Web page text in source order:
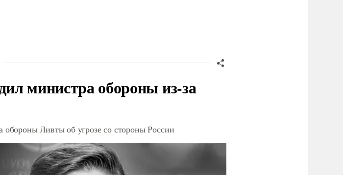
относиться к этому философски. Болезнь - один из способов
поскольку будет перенаселение. Так устроена жизнь.
министра обороны из-за
Ливты об угрозе со стороны России